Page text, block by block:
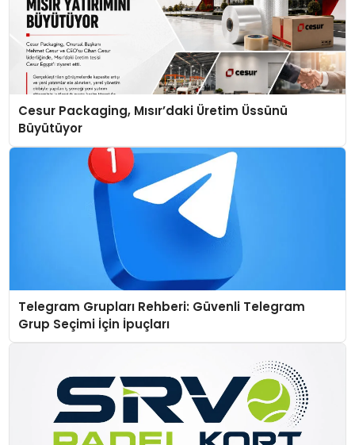
Cesur Packaging, Mısır’daki Üretim Üssünü
Büyütüyor
Telegram Grupları Rehberi: Güvenli Telegram
Grup Seçimi İçin İpuçları